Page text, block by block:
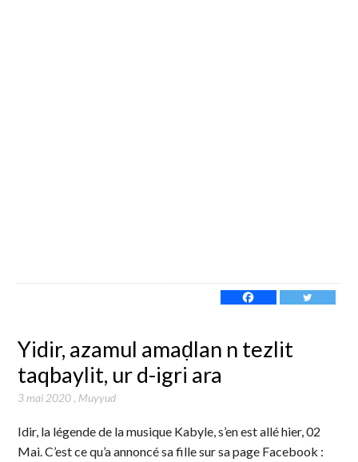
Yidir, azamul amaḍlan n tezlit
taqbaylit, ur d-igri ara
3 mai 2020, Muyyud
Idir, la légende de la musique Kabyle, s’en est allé hier, 02
Mai. C’est ce qu’a annoncé sa fille sur sa page Facebook :